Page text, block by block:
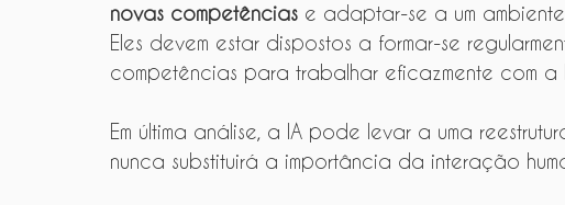
novas competências e adaptar-se a um
Eles devem estar dispostos a formar-se
competências para trabalhar eficazmente com a
Em última análise, a IA pode levar a uma
nunca substituirá a importância da interação